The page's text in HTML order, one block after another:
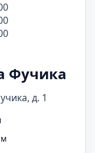
Фучика
д. 1